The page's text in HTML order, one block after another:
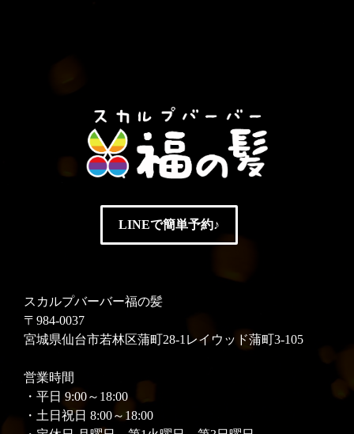
LINEで簡単予約♪
スカルプバーバー福の髪
〒984-0037
宮城県仙台市若林区蒲町28-1レイウッド蒲町3-105
営業時間
・平日 9:00～18:00
・土日祝日 8:00～18:00